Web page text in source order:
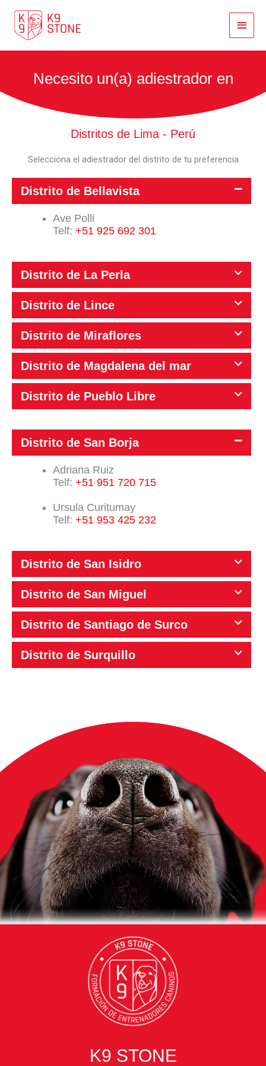
contenido
Menú
Necesito un(a) adiestrador en
Distritos de Lima - Perú
Selecciona el adiestrador del distrito de tu preferencia
Distrito de Bellavista
Ave Polli
Telf:+51 925 692 301
Distrito de La Perla
Distrito de Lince
Distrito de Miraflores
Distrito de Magdalena del mar
Distrito de Pueblo Libre
Distrito de San Borja
Adriana Ruiz
Telf:+51 951 720 715
Ursula Curitumay
Telf:+51 953 425 232
Distrito de San Isidro
Distrito de San Miguel
Distrito de Santiago de Surco
Distrito de Surquillo
K9 STONE